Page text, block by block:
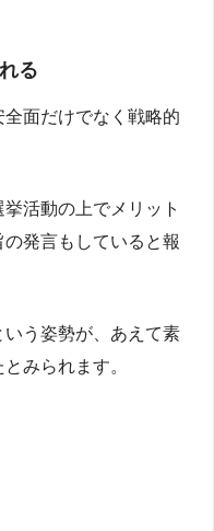
る
面だけでなく戦略的
活動の上でメリット
発言もしていると報
う姿勢が、あえて素
みられます。